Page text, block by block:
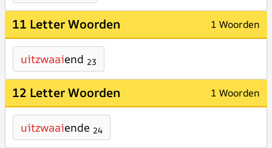
11 Letter Woorden 1 Woorden
uitzwaaiend 23
12 Letter Woorden 1 Woorden
uitzwaaiende 24